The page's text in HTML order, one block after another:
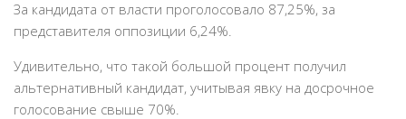
За кандидата от власти проголосовало 87,25%, за
представителя оппозиции 6,24%.
Удивительно, что такой большой процент получил
альтернативный кандидат, учитывая явку на досрочное
голосование свыше 70%.